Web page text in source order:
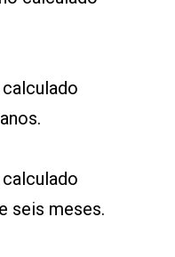
seis meses.